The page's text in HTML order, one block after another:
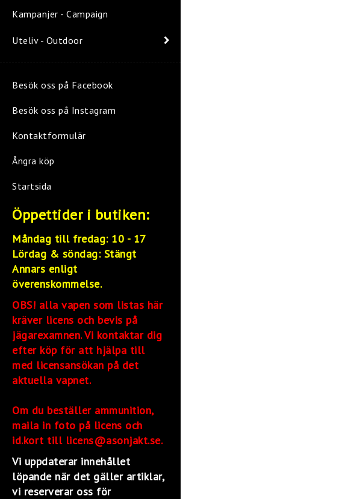
Kampanjer - Campaign
Uteliv - Outdoor
Besök oss på Facebook
Besök oss på Instagram
Kontaktformulär
Ångra köp
Startsida
Öppettider i butiken:
Måndag till fredag: 10 - 17
Lördag & söndag: Stängt
Annars enligt
överenskommelse.
OBS! alla vapen som listas här
kräver licens och bevis på
jägarexamnen. Vi kontaktar dig
efter köp för att hjälpa till
med licensansökan på det
aktuella vapnet.
Om du beställer ammunition,
maila in foto på licens och
id.kort till licens@asonjakt.se.
Vi uppdaterar innehållet
löpande när det gäller artiklar,
vi reserverar oss för